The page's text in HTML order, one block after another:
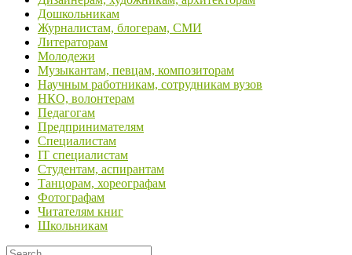
Дошкольникам
Журналистам, блогерам, СМИ
Литераторам
Молодежи
Музыкантам, певцам, композиторам
Научным работникам, сотрудникам вузов
НКО, волонтерам
Педагогам
Предпринимателям
Специалистам
IT специалистам
Студентам, аспирантам
Танцорам, хореографам
Фотографам
Читателям книг
Школьникам